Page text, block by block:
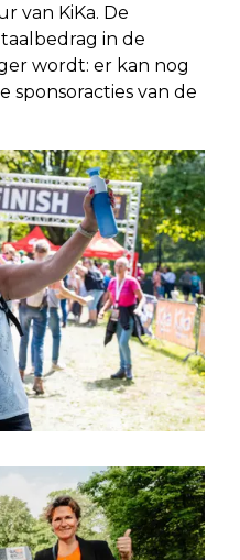
van KiKa. De
in de
wordt: er kan nog
sponsoracties van de